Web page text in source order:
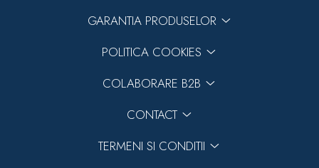
GARANTIA PRODUSELOR
POLITICA COOKIES
COLABORARE B2B
CONTACT
TERMENI SI CONDITII